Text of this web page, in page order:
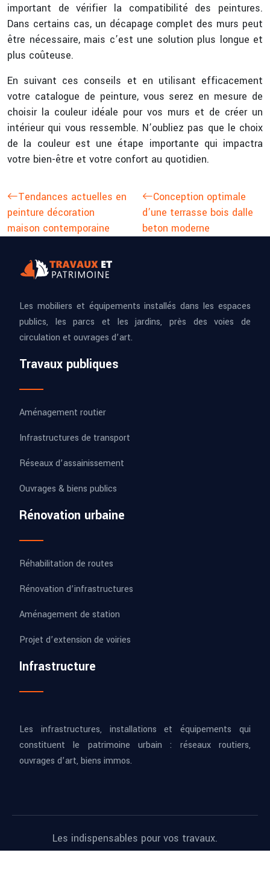
important de vérifier la compatibilité des peintures.
Dans certains cas, un décapage complet des murs peut
être nécessaire, mais c’est une solution plus longue et
plus coûteuse.
En suivant ces conseils et en utilisant efficacement
votre catalogue de peinture, vous serez en mesure de
choisir la couleur idéale pour vos murs et de créer un
intérieur qui vous ressemble. N’oubliez pas que le choix
de la couleur est une étape importante qui impactra
votre bien-être et votre confort au quotidien.
Tendances actuelles en
peinture décoration
maison contemporaine
Conception optimale
d’une terrasse bois dalle
beton moderne
Les mobiliers et équipements installés dans les espaces
publics, les parcs et les jardins, près des voies de
circulation et ouvrages d’art.
Travaux publiques
Aménagement routier
Infrastructures de transport
Réseaux d’assainissement
Ouvrages & biens publics
Rénovation urbaine
Réhabilitation de routes
Rénovation d’infrastructures
Aménagement de station
Projet d’extension de voiries
Infrastructure
Les infrastructures, installations et équipements qui
constituent le patrimoine urbain : réseaux routiers,
ouvrages d’art, biens immos.
Les indispensables pour vos travaux.